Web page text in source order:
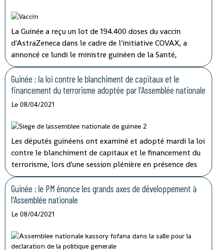
les opérations de lutte contre la corruption.
La Guinée a reçu un lot de 194.400 doses du vaccin
d'AstraZeneca dans le cadre de l'initiative COVAX, a
annoncé ce lundi le ministre guinéen de la Santé,
médécin général Rémy Lamah à la radio nationale.
Guinée : la loi contre le blanchiment de capitaux et le
financement du terrorisme adoptée par l'Assemblée nationale
Le 08/04/2021
Les députés guinéens ont examiné et adopté mardi la loi
contre le blanchiment de capitaux et le financement du
terrorisme, lors d'une session plénière en présence des
membres du gouvernement.
Guinée : le PM énonce les grands axes de développement à
l'Assemblée nationale
Le 08/04/2021